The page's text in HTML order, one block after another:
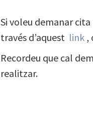
Si voleu demanar
través d’aquest link ,
Recordeu que cal
realitzar.